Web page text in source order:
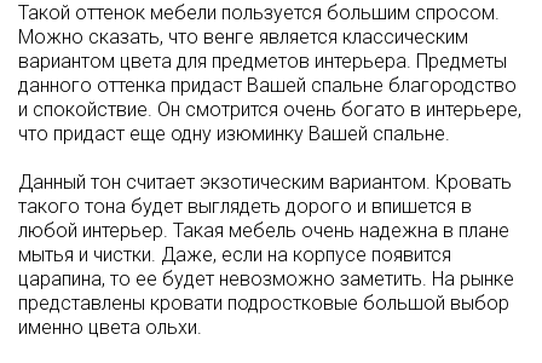
Такой оттенок мебели пользуется большим спросом.
Можно сказать, что венге является классическим
вариантом цвета для предметов интерьера. Предметы
данного оттенка придаст Вашей спальне благородство
и спокойствие. Он смотрится очень богато в интерьере,
что придаст еще одну изюминку Вашей спальне.
Данный тон считает экзотическим вариантом. Кровать
такого тона будет выглядеть дорого и впишется в
любой интерьер. Такая мебель очень надежна в плане
мытья и чистки. Даже, если на корпусе появится
царапина, то ее будет невозможно заметить. На рынке
представлены кровати подростковые большой выбор
именно цвета ольхи.